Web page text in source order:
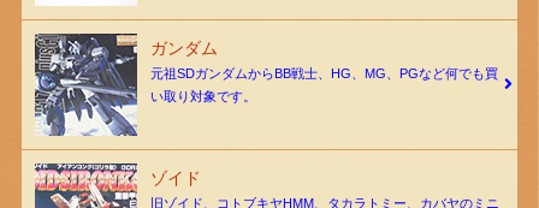
ガンダム
元祖SDガンダムからBB戦士、HG、MG、PGなど何でも買
い取り対象です。
ゾイド
旧ゾイド、コトブキヤHMM、タカラトミー、カバヤのミニ